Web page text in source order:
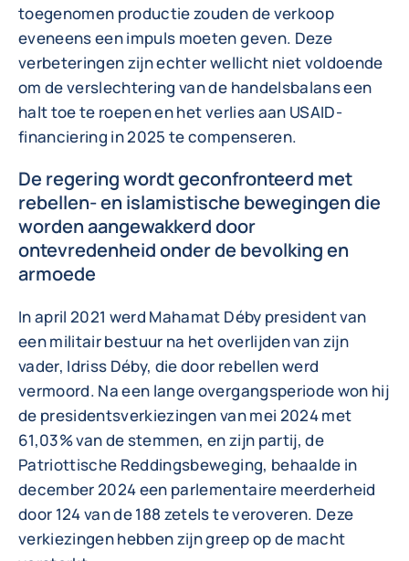
toegenomen productie zouden de verkoop
eveneens een impuls moeten geven. Deze
verbeteringen zijn echter wellicht niet voldoende
om de verslechtering van de handelsbalans een
halt toe te roepen en het verlies aan USAID-
financiering in 2025 te compenseren.
De regering wordt geconfronteerd met
rebellen- en islamistische bewegingen die
worden aangewakkerd door
ontevredenheid onder de bevolking en
armoede
In april 2021 werd Mahamat Déby president van
een militair bestuur na het overlijden van zijn
vader, Idriss Déby, die door rebellen werd
vermoord. Na een lange overgangsperiode won hij
de presidentsverkiezingen van mei 2024 met
61,03% van de stemmen, en zijn partij, de
Patriottische Reddingsbeweging, behaalde in
december 2024 een parlementaire meerderheid
door 124 van de 188 zetels te veroveren. Deze
verkiezingen hebben zijn greep op de macht